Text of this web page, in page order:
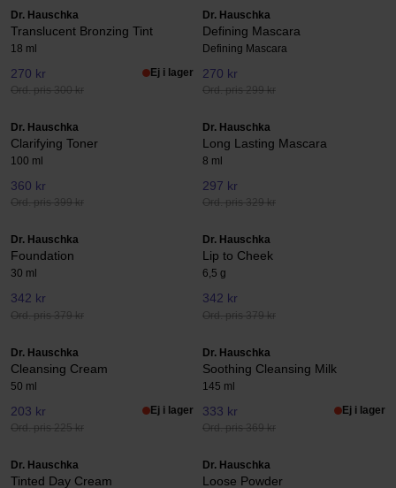
Dr. Hauschka
Translucent Bronzing Tint
18 ml
270 kr
Ord. pris 300 kr
Ej i lager
Dr. Hauschka
Defining Mascara
Defining Mascara
270 kr
Ord. pris 299 kr
Dr. Hauschka
Clarifying Toner
100 ml
360 kr
Ord. pris 399 kr
Dr. Hauschka
Long Lasting Mascara
8 ml
297 kr
Ord. pris 329 kr
Dr. Hauschka
Foundation
30 ml
342 kr
Ord. pris 379 kr
Dr. Hauschka
Lip to Cheek
6,5 g
342 kr
Ord. pris 379 kr
Dr. Hauschka
Cleansing Cream
50 ml
203 kr
Ord. pris 225 kr
Ej i lager
Dr. Hauschka
Soothing Cleansing Milk
145 ml
333 kr
Ord. pris 369 kr
Ej i lager
Dr. Hauschka
Tinted Day Cream
Dr. Hauschka
Loose Powder